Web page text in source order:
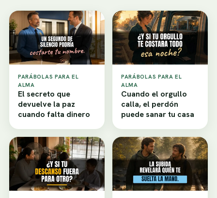
PARÁBOLAS PARA EL
ALMA
El secreto que
devuelve la paz
cuando falta dinero
PARÁBOLAS PARA EL
ALMA
Cuando el orgullo
calla, el perdón
puede sanar tu casa